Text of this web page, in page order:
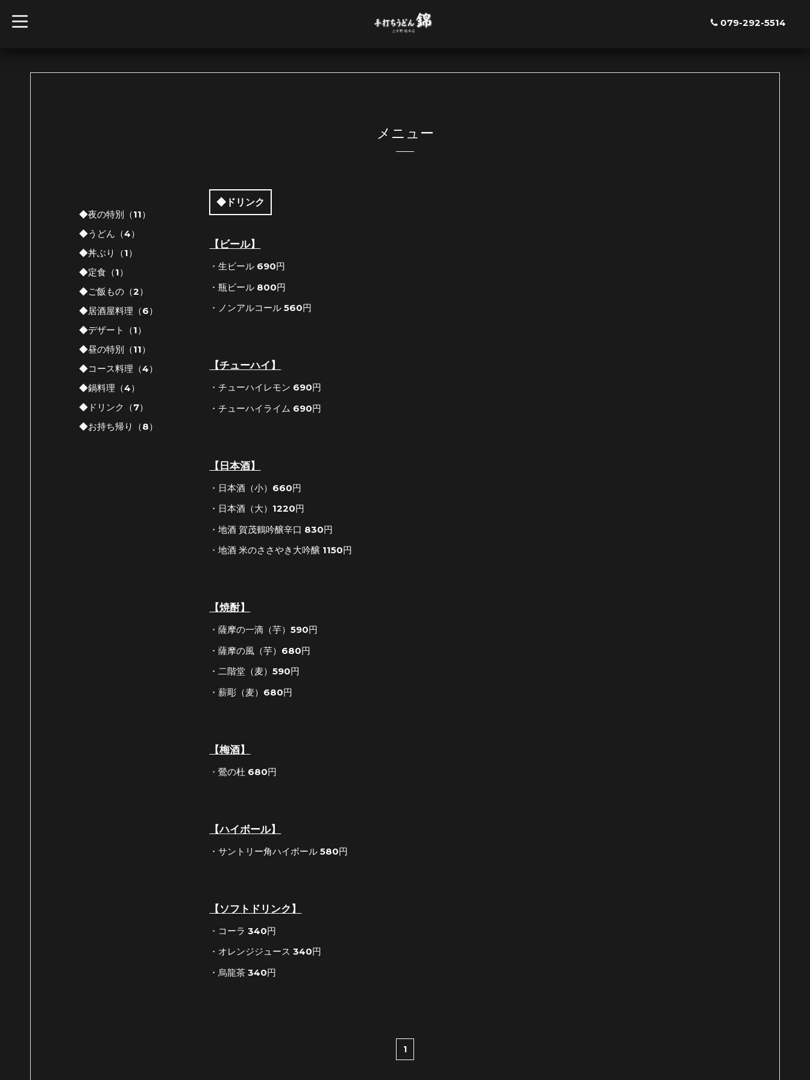
t
o
079-292-5514
メニュー
◆ドリンク
【ビール】
・生ビール 690円
・瓶ビール 800円
・ノンアルコール 560円
【チューハイ】
・チューハイレモン 690円
・チューハイライム 690円
【日本酒】
・日本酒（小）660円
・日本酒（大）1220円
・地酒 賀茂鶴吟醸辛口 830円
・地酒 米のささやき大吟醸 1150円
【焼酎】
・薩摩の一滴（芋）590円
・薩摩の風（芋）680円
・二階堂（麦）590円
・薪彫（麦）680円
【梅酒】
・鶯の杜 680円
【ハイボール】
・サントリー角ハイボール 580円
【ソフトドリンク】
・コーラ 340円
・オレンジジュース 340円
・烏龍茶 340円
◆夜の特別（11）
◆うどん（4）
◆丼ぶり（1）
◆定食（1）
◆ご飯もの（2）
◆居酒屋料理（6）
◆デザート（1）
◆昼の特別（11）
◆コース料理（4）
◆鍋料理（4）
◆ドリンク（7）
◆お持ち帰り（8）
1